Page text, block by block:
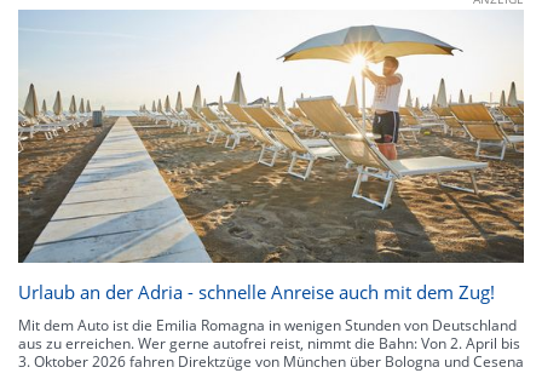
Urlaub an der Adria - schnelle Anreise auch mit dem Zug!
Mit dem Auto ist die Emilia Romagna in wenigen Stunden von Deutschland
aus zu erreichen. Wer gerne autofrei reist, nimmt die Bahn: Von 2. April bis
3. Oktober 2026 fahren Direktzüge von München über Bologna und Cesena